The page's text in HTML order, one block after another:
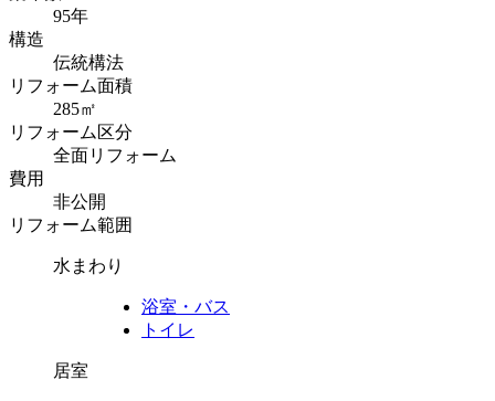
95年
構造
伝統構法
リフォーム面積
285㎡
リフォーム区分
全面リフォーム
費用
非公開
リフォーム範囲
水まわり
浴室・バス
トイレ
居室